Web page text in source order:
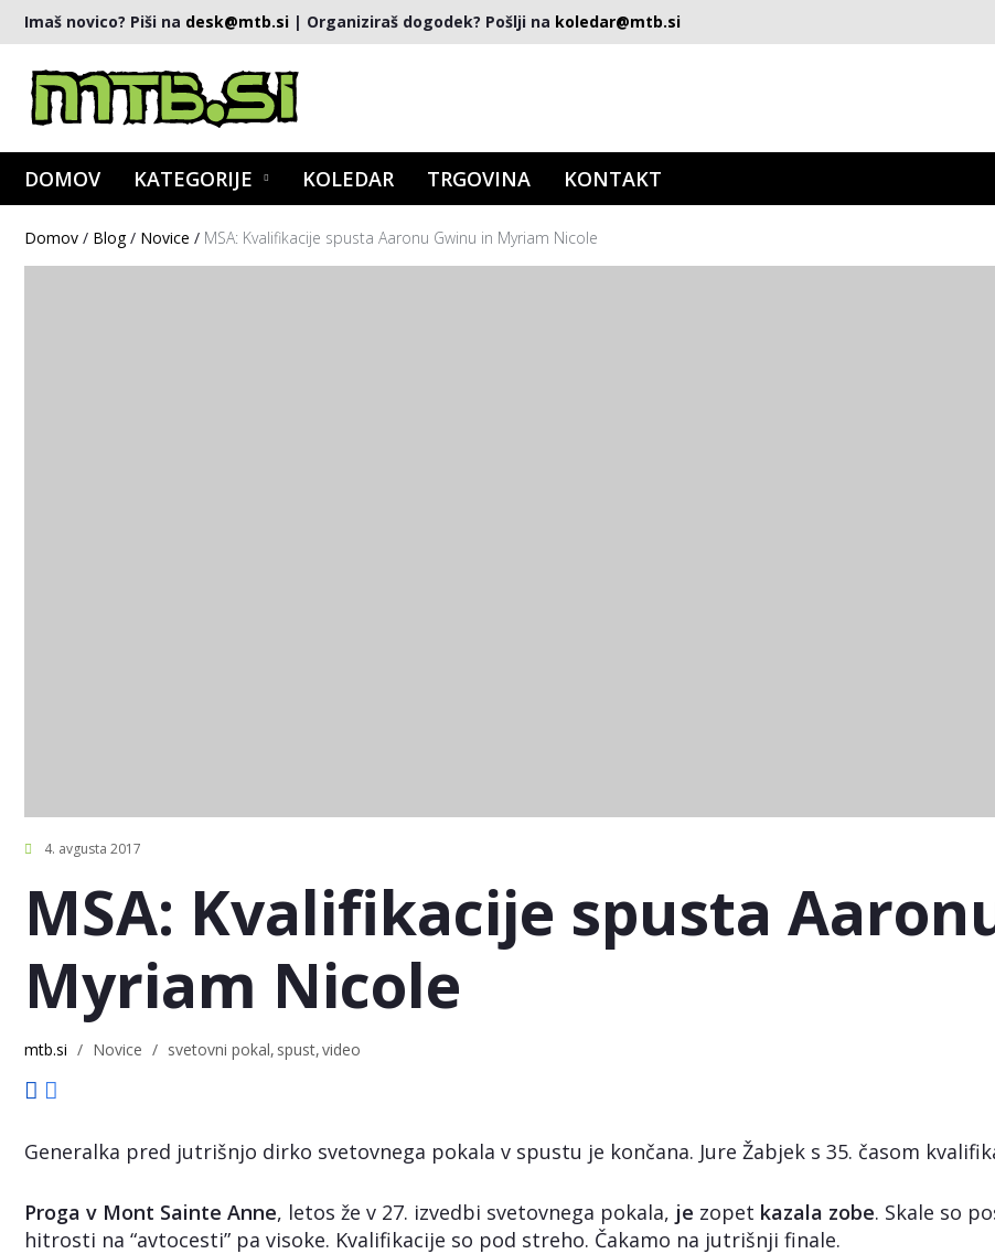
Imaš novico? Piši na desk@mtb.si | Organiziraš dogodek? Pošlji na koledar@mtb.si
DOMOV KATEGORIJE KOLEDAR TRGOVINA KONTAKT
Domov / Blog/ Novice / MSA: Kvalifikacije spusta Aaronu Gwinu in Myriam Nicole
4. avgusta 2017
MSA: Kvalifikacije spusta
Myriam Nicole
mtb.si / Novice / svetovni pokal spust video
Generalka pred jutrišnjo dirko svetovnega pokala v spustu je končana. Jure Žabjek s 35. časom
Proga v Mont Sainte Anne, letos že v 27. izvedbi svetovnega pokala, je zopet kazala zobe. Skale so
hitrosti na “avtocesti” pa visoke. Kvalifikacije so pod streho. Čakamo na jutrišnji finale.